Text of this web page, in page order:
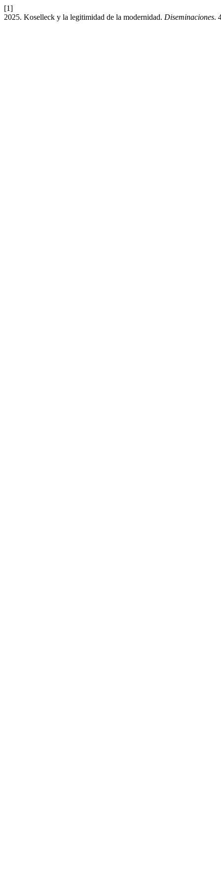
[1]
2025. Koselleck y la legitimidad de la modernidad. Diseminaciones.